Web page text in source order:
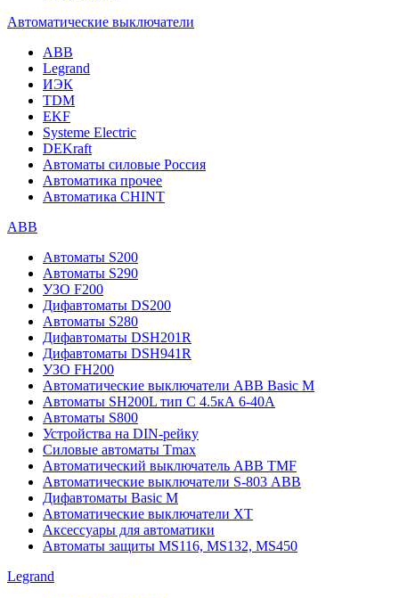
Автоматические выключатели
ABB
Legrand
ИЭК
TDM
EKF
Systeme Electric
DEKraft
Автоматы силовые Россия
Автоматика прочее
Автоматика CHINT
ABB
Автоматы S200
Автоматы S290
УЗО F200
Дифавтоматы DS200
Автоматы S280
Дифавтоматы DSH201R
Дифавтоматы DSH941R
УЗО FH200
Автоматические выключатели ABB Basic M
Автоматы SH200L тип С 4.5кА 6-40А
Автоматы S800
Устройства на DIN-рейку
Силовые автоматы Tmax
Автоматический выключатель ABB TMF
Автоматические выключатели S-803 АВВ
Дифавтоматы Basic M
Автоматические выключатели XT
Аксессуары для автоматики
Автоматы защиты MS116, MS132, MS450
Legrand